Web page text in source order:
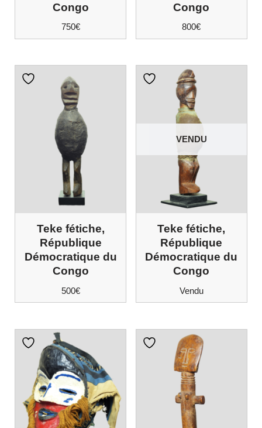
Congo
750€
Congo
800€
Teke fétiche,
République
Démocratique du
Congo
500€
VENDU
Teke fétiche,
République
Démocratique du
Congo
Vendu